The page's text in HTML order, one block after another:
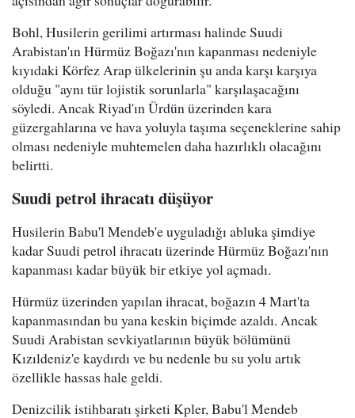
Bohl, Husilerin gerilimi artırması halinde Suudi
Arabistan'ın Hürmüz Boğazı'nın kapanması nedeniyle
kıyıdaki Körfez Arap ülkelerinin şu anda karşı karşıya
olduğu "aynı tür lojistik sorunlarla" karşılaşacağını
söyledi. Ancak Riyad'ın Ürdün üzerinden kara
güzergahlarına ve hava yoluyla taşıma seçeneklerine sahip
olması nedeniyle muhtemelen daha hazırlıklı olacağını
belirtti.
Suudi petrol ihracatı düşüyor
Husilerin Babu'l Mendeb'e uyguladığı abluka şimdiye
kadar Suudi petrol ihracatı üzerinde Hürmüz Boğazı'nın
kapanması kadar büyük bir etkiye yol açmadı.
Hürmüz üzerinden yapılan ihracat, boğazın 4 Mart'ta
kapanmasından bu yana keskin biçimde azaldı. Ancak
Suudi Arabistan sevkiyatlarının büyük bölümünü
Kızıldeniz'e kaydırdı ve bu nedenle bu su yolu artık
özellikle hassas hale geldi.
Denizcilik istihbaratı şirketi Kpler, Babu'l Mendeb